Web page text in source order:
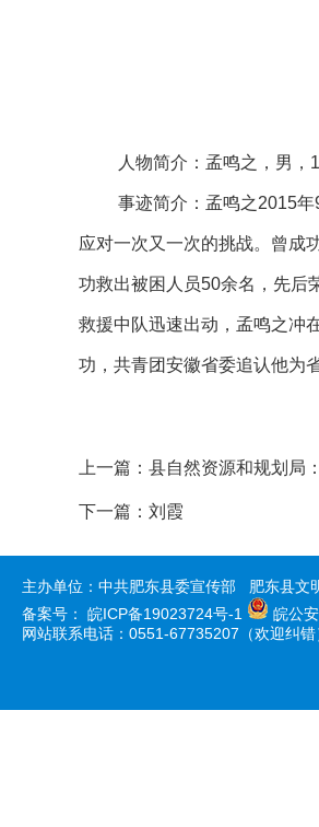
人物简介：孟鸣之，男，
事迹简介：孟鸣之2015
应对一次又一次的挑战。曾成
功救出被困人员50余名，先后
救援中队迅速出动，孟鸣之冲
功，共青团安徽省委追认他为
上一篇： 县自然资源和规划局
下一篇： 刘霞
主办单位：中共肥东县委宣传部 肥东县文
备案号： 皖ICP备19023724号-1
皖公
网站联系电话：0551-67735207（欢迎纠错